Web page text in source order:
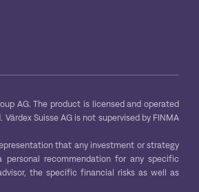
AG. The product is licensed and operated
Suisse AG is not supervised by FINMA
that any investment or strategy
recommendation for any specific
the specific financial risks as well as